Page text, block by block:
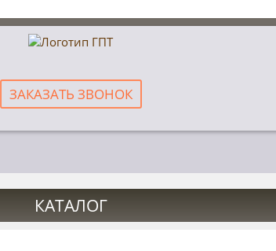
ЗАКАЗАТЬ ЗВОНОК
КАТАЛОГ